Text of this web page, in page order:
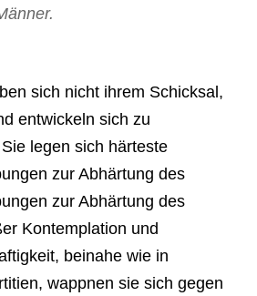
sich nicht ihrem Schicksal,
entwickeln sich zu
legen sich härteste
zur Abhärtung des
zur Abhärtung des
Kontemplation und
beinahe wie in
wappnen sie sich gegen